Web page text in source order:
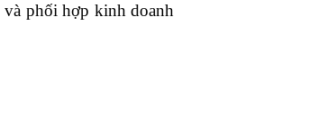
phối hợp kinh doanh